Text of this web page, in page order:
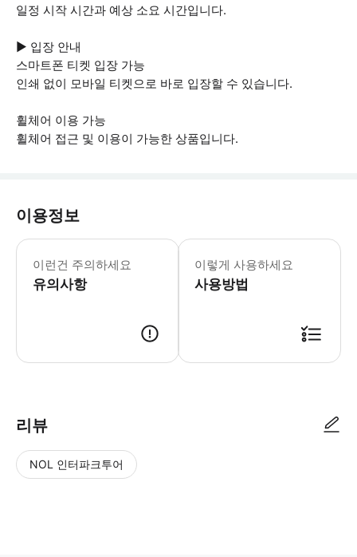
일정 시작 시간과 예상 소요 시간입니다.
▶ 입장 안내
스마트폰 티켓 입장 가능
인쇄 없이 모바일 티켓으로 바로 입장할 수 있습니다.
휠체어 이용 가능
휠체어 접근 및 이용이 가능한 상품입니다.
이용정보
이런건 주의하세요
유의사항
이렇게 사용하세요
사용방법
리뷰
NOL 인터파크투어